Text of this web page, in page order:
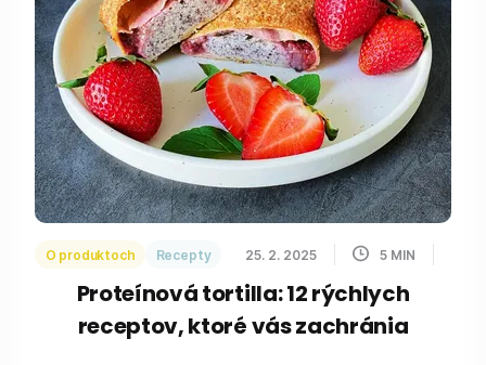
O produktoch Recepty 25. 2. 2025 5 MIN
Proteínová tortilla: 12 rýchlych
receptov, ktoré vás zachránia